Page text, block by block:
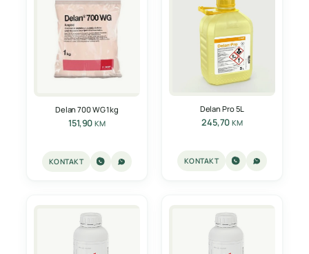
Delan 700 WG 1kg
151,90KM
KONTAKT
Delan Pro 5L
245,70KM
KONTAKT